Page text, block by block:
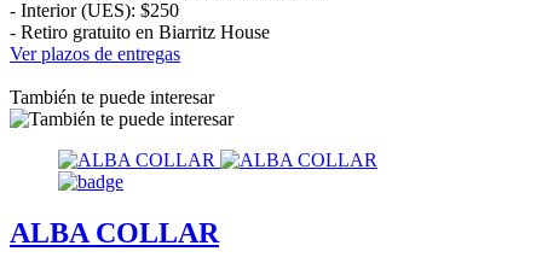
- Interior (UES): $250
- Retiro gratuito en Biarritz House
Ver plazos de entregas
También te puede interesar
ALBA COLLAR